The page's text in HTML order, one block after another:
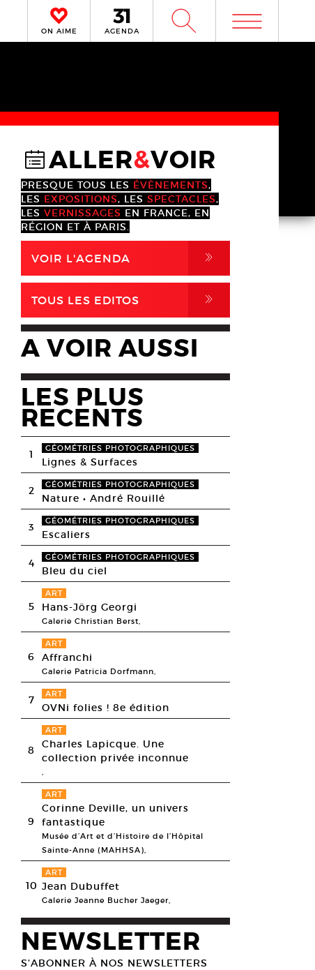
ON AIME AGENDA W m
@ALLER&VOIR
PRESQUE TOUS LES ÉVÈNEMENTS,
LES EXPOSITIONS, LES SPECTACLES,
LES VERNISSAGES EN FRANCE, EN
RÉGION ET À PARIS.
VOIR L'AGENDA ,
TOUS LES EDITOS ,
A VOIR AUSSI
LES PLUS
RECENTS
1 GÉOMÉTRIES PHOTOGRAPHIQUES
Lignes & Surfaces
2 GÉOMÉTRIES PHOTOGRAPHIQUES
Nature • André Rouillé
3 GÉOMÉTRIES PHOTOGRAPHIQUES
Escaliers
4 GÉOMÉTRIES PHOTOGRAPHIQUES
Bleu du ciel
5
ART
Hans-Jörg Georgi
Galerie Christian Berst,
6
ART
Affranchi
Galerie Patricia Dorfmann,
7 ART
OVNi folies ! 8e édition
8
ART
Charles Lapicque. Une
collection privée inconnue
,
9
ART
Corinne Deville, un univers
fantastique
Musée d’Art et d’Histoire de l’Hôpital
Sainte-Anne (MAHHSA),
10
ART
Jean Dubuffet
Galerie Jeanne Bucher Jaeger,
NEWSLETTER
S’ABONNER À NOS NEWSLETTERS